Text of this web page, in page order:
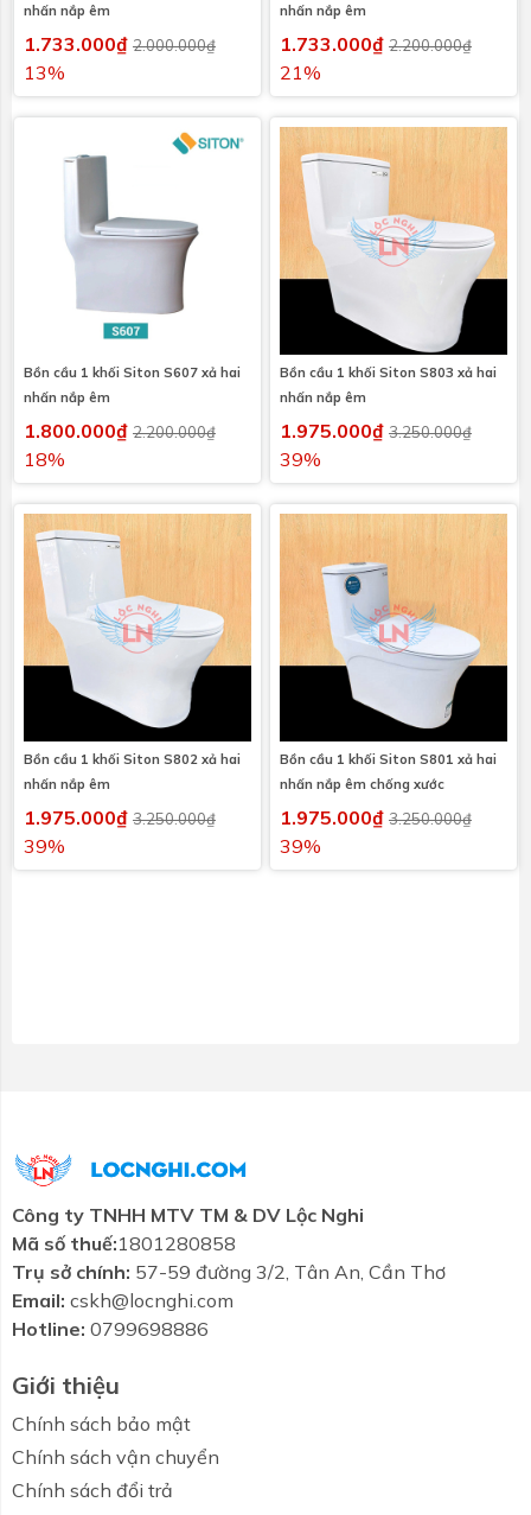
nhấn nắp êm
1.733.000₫ 2.000.000₫
13%
nhấn nắp êm
1.733.000₫ 2.200.000₫
21%
Bồn cầu 1 khối Siton S607 xả hai
nhấn nắp êm
1.800.000₫ 2.200.000₫
18%
Bồn cầu 1 khối Siton S803 xả hai
nhấn nắp êm
1.975.000₫ 3.250.000₫
39%
Bồn cầu 1 khối Siton S802 xả hai
nhấn nắp êm
1.975.000₫ 3.250.000₫
39%
Bồn cầu 1 khối Siton S801 xả hai
nhấn nắp êm chống xước
1.975.000₫ 3.250.000₫
39%
Công ty TNHH MTV TM & DV Lộc Nghi
Mã số thuế:1801280858
Trụ sở chính: 57-59 đường 3/2, Tân An, Cần Thơ
Email: cskh@locnghi.com
Hotline: 0799698886
Giới thiệu
Chính sách bảo mật
Chính sách vận chuyển
Chính sách đổi trả